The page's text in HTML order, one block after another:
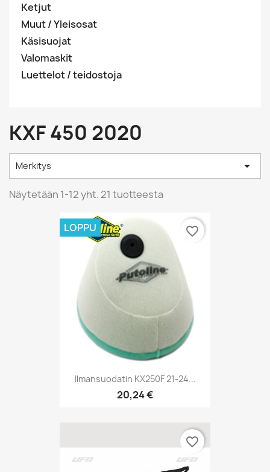
Ketjut
Muut / Yleisosat
Käsisuojat
Valomaskit
Luettelot / teidostoja
KXF 450 2020
Merkitys 
Näytetään 1-12 yht. 21 tuotteesta
Ilmansuodatin KX250F 21-24...
20,24 €
LOPPU favorite_border
favorite_border